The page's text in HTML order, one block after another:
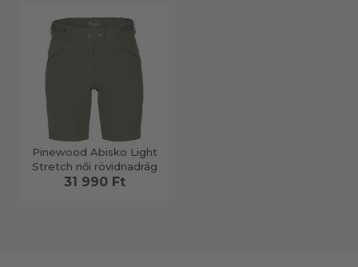
Pinewood Abisko Light
Stretch női rövidnadrág
31 990 Ft